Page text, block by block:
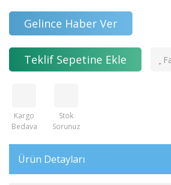
Gelince Haber Ver
Teklif Sepetine Ekle
Kargo
Bedava
Stok
Sorunuz
Ürün Detayları